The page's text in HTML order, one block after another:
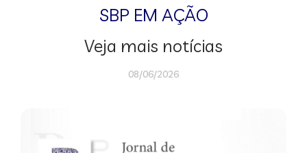
SBP EM AÇÃO
Veja mais notícias
08/06/2026